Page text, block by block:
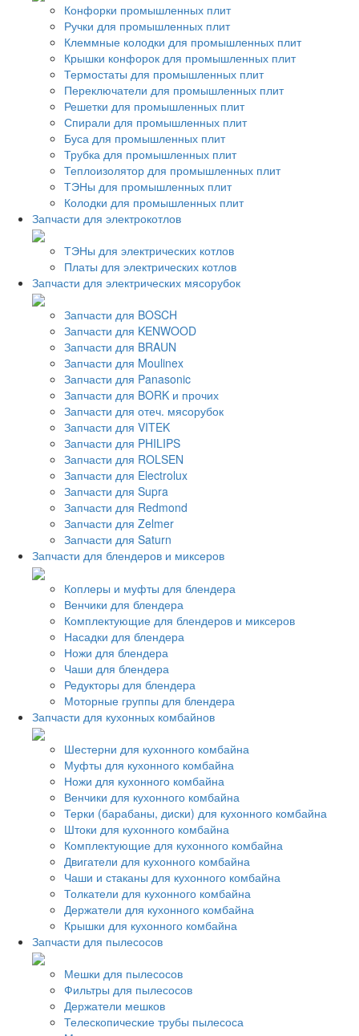
Конфорки промышленных плит
Ручки для промышленных плит
Клеммные колодки для промышленных плит
Крышки конфорок для промышленных плит
Термостаты для промышленных плит
Переключатели для промышленных плит
Решетки для промышленных плит
Спирали для промышленных плит
Буса для промышленных плит
Трубка для промышленных плит
Теплоизолятор для промышленных плит
ТЭНы для промышленных плит
Колодки для промышленных плит
Запчасти для электрокотлов
ТЭНы для электрических котлов
Платы для электрических котлов
Запчасти для электрических мясорубок
Запчасти для BOSCH
Запчасти для KENWOOD
Запчасти для BRAUN
Запчасти для Moulinex
Запчасти для Panasonic
Запчасти для BORK и прочих
Запчасти для отеч. мясорубок
Запчасти для VITEK
Запчасти для PHILIPS
Запчасти для ROLSEN
Запчасти для Electrolux
Запчасти для Supra
Запчасти для Redmond
Запчасти для Zelmer
Запчасти для Saturn
Запчасти для блендеров и миксеров
Коплеры и муфты для блендера
Венчики для блендера
Комплектующие для блендеров и миксеров
Насадки для блендера
Ножи для блендера
Чаши для блендера
Редукторы для блендера
Моторные группы для блендера
Запчасти для кухонных комбайнов
Шестерни для кухонного комбайна
Муфты для кухонного комбайна
Ножи для кухонного комбайна
Венчики для кухонного комбайна
Терки (барабаны, диски) для кухонного комбайна
Штоки для кухонного комбайна
Комплектующие для кухонного комбайна
Двигатели для кухонного комбайна
Чаши и стаканы для кухонного комбайна
Толкатели для кухонного комбайна
Держатели для кухонного комбайна
Крышки для кухонного комбайна
Запчасти для пылесосов
Мешки для пылесосов
Фильтры для пылесосов
Держатели мешков
Телескопические трубы пылесоса